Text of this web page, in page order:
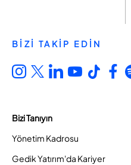
BİZİ TAKİP EDİN
Bizi Tanıyın
Yönetim Kadrosu
Gedik Yatırım'da Kariyer